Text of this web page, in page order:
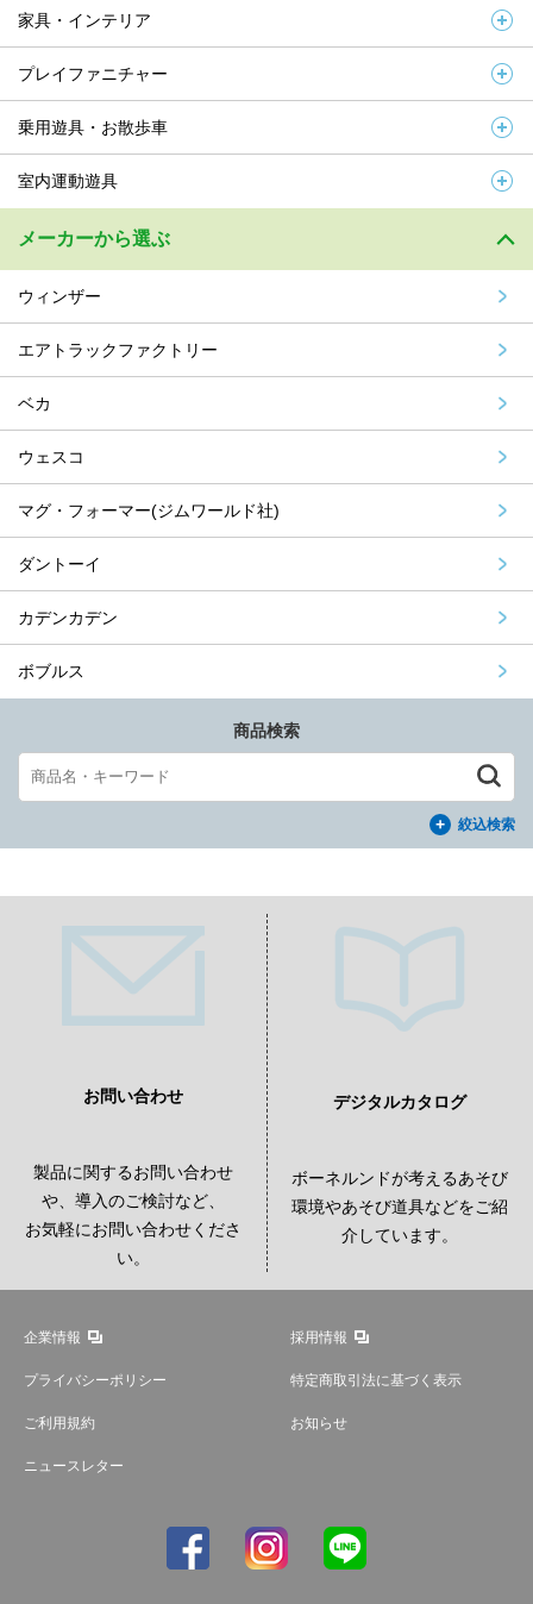
家具・インテリア
プレイファニチャー
乗用遊具・お散歩車
室内運動遊具
メーカーから選ぶ
ウィンザー
エアトラックファクトリー
ベカ
ウェスコ
マグ・フォーマー(ジムワールド社)
ダントーイ
カデンカデン
ボブルス
商品検索
絞込検索
お問い合わせ
製品に関するお問い合わせ
や、導入のご検討など、
お気軽にお問い合わせくださ
い。
デジタルカタログ
ボーネルンドが考えるあそび
環境やあそび道具などをご紹
介しています。
企業情報 採用情報
プライバシーポリシー 特定商取引法に基づく表示
ご利用規約 お知らせ
ニュースレター